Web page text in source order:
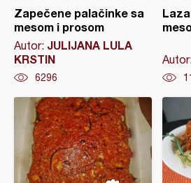
Zapečene palačinke sa
mesom i prosom
Autor: JULIJANA LULA
KRSTIN
6296